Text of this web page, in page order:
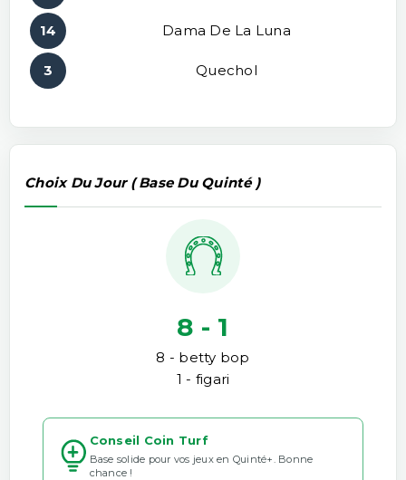
14 Dama De La Luna
3 Quechol
Choix Du Jour ( Base Du Quinté )
8 - 1
8 - betty bop
1 - figari
Conseil Coin Turf
Base solide pour vos jeux en Quinté+. Bonne
chance !